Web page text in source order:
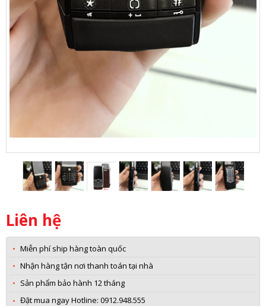
Liên hệ
Miễn phí ship hàng toàn quốc
Nhận hàng tận nơi thanh toán tại nhà
Sản phẩm bảo hành 12 tháng
Đặt mua ngay Hotline: 0912.948.555